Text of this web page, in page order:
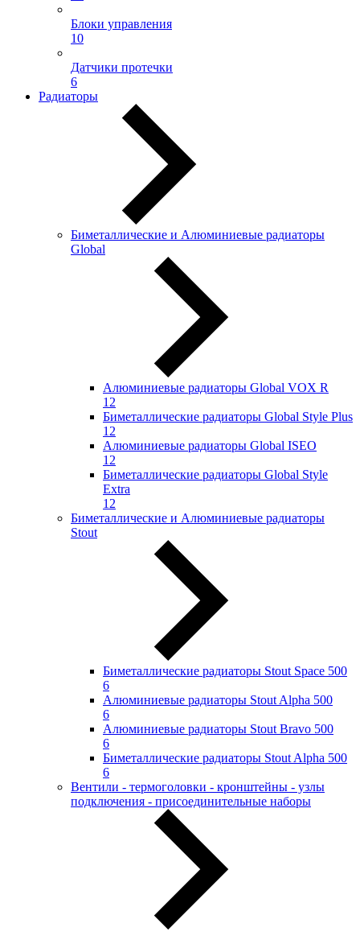
Блоки управления
10
Датчики протечки
6
Радиаторы
Биметаллические и Алюминиевые радиаторы
Global
Алюминиевые радиаторы Global VOX R
12
Биметаллические радиаторы Global Style Plus
12
Алюминиевые радиаторы Global ISEO
12
Биметаллические радиаторы Global Style
Extra
12
Биметаллические и Алюминиевые радиаторы
Stout
Биметаллические радиаторы Stout Space 500
6
Алюминиевые радиаторы Stout Alpha 500
6
Алюминиевые радиаторы Stout Bravo 500
6
Биметаллические радиаторы Stout Alpha 500
6
Вентили - термоголовки - кронштейны - узлы
подключения - присоединительные наборы